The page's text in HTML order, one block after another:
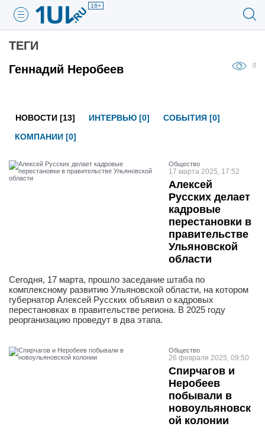
18+
ТЕГИ
Геннадий Неробеев
0
НОВОСТИ [13] ИНТЕРВЬЮ [0]
СОБЫТИЯ [0]
КОМПАНИИ [0]
Общество
17 марта 2025, 17:52
Алексей
Русских делает
кадровые
перестановки в
правительстве
Ульяновской
области
Сегодня, 17 марта, прошло заседание штаба по
комплексному развитию Ульяновской области, на котором
губернатор Алексей Русских объявил о кадровых
перестановках в правительстве региона. В 2025 году
реорганизацию проведут в два этапа.
Общество
26 февраля 2025, 09:50
Спирчагов и
Неробеев
побывали в
новоульяновск
ой колонии